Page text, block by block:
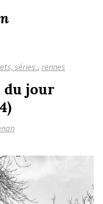
séries., rennes
du jour